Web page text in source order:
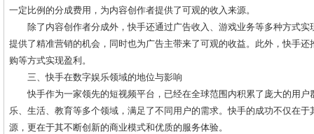
一定比例的分成费用，为内容创作者提供了可观的收入来源。
除了内容创作者分成外，快手还通过广告收入、游戏业务等多种方式
提供了精准营销的机会，同时也为广告主带来了可观的收益。此外，快手
购等方式实现盈利。
三、快手在数字娱乐领域的地位与影响
快手作为一家领先的短视频平台，已经在全球范围内积累了庞大的用
乐、生活、教育等多个领域，满足了不同用户的需求。快手的成功不仅在
源，更在于其不断创新的商业模式和优质的服务体验。